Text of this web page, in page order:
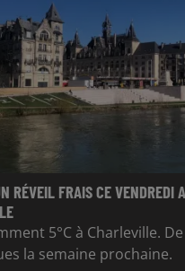
RÉVEIL FRAIS CE VENDREDI
5°C à Charleville.
la semaine prochaine.